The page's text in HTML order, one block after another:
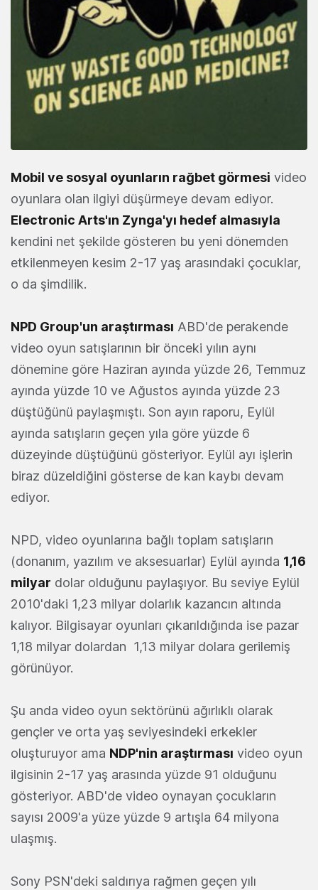
Mobil ve sosyal oyunların rağbet görmesi video
oyunlara olan ilgiyi düşürmeye devam ediyor.
Electronic Arts'ın Zynga'yı hedef almasıyla
kendini net şekilde gösteren bu yeni dönemden
etkilenmeyen kesim 2-17 yaş arasındaki çocuklar,
o da şimdilik.
NPD Group'un araştırması ABD'de perakende
video oyun satışlarının bir önceki yılın aynı
dönemine göre Haziran ayında yüzde 26, Temmuz
ayında yüzde 10 ve Ağustos ayında yüzde 23
düştüğünü paylaşmıştı. Son ayın raporu, Eylül
ayında satışların geçen yıla göre yüzde 6
düzeyinde düştüğünü gösteriyor. Eylül ayı işlerin
biraz düzeldiğini gösterse de kan kaybı devam
ediyor.
NPD, video oyunlarına bağlı toplam satışların
(donanım, yazılım ve aksesuarlar) Eylül ayında 1,16
milyar dolar olduğunu paylaşıyor. Bu seviye Eylül
2010'daki 1,23 milyar dolarlık kazancın altında
kalıyor. Bilgisayar oyunları çıkarıldığında ise pazar
1,18 milyar dolardan 1,13 milyar dolara gerilemiş
görünüyor.
Şu anda video oyun sektörünü ağırlıklı olarak
gençler ve orta yaş seviyesindeki erkekler
oluşturuyor ama NDP'nin araştırması video oyun
ilgisinin 2-17 yaş arasında yüzde 91 olduğunu
gösteriyor. ABD'de video oynayan çocukların
sayısı 2009'a yüze yüzde 9 artışla 64 milyona
ulaşmış.
Sony PSN'deki saldırıya rağmen geçen yılı